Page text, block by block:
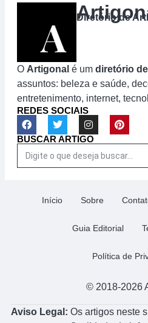
Diretório de
O Artigonal é um diretório
assuntos: beleza e saúde,
entretenimento, internet,
REDES SOCIAIS
BUSCAR ARTIGO
© 2018-2026
Início Sobre
Guia Editorial
Política de
Aviso Legal: Os artigos neste